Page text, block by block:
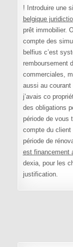
! Introduire une
belgique
prêt immobilier.
compte des
belfius c’est
remboursement
commerciales,
aussi au courant
j’avais co
des obligations
période de vous
compte du client
période de
est financement
dexia, pour les
justification.